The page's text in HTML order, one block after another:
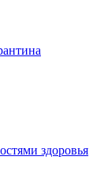
здоровья